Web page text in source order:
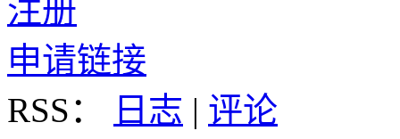
注册
申请链接
RSS：
日志 | 评论